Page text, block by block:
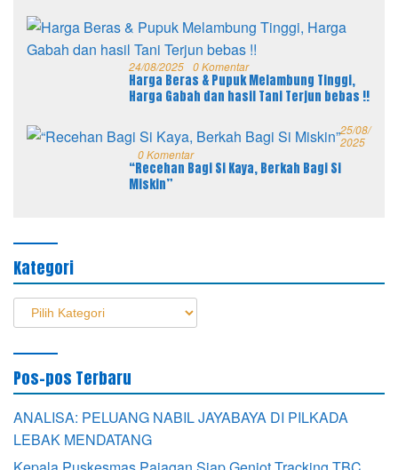
24/08/2025 0 Komentar
Harga Beras & Pupuk Melambung Tinggi,
Harga Gabah dan hasil Tani Terjun bebas !!
25/08/
2025
0 Komentar
“Recehan Bagi Si Kaya, Berkah Bagi Si
Miskin”
Kategori
Kategori
Pos-pos Terbaru
ANALISA: PELUANG NABIL JAYABAYA DI PILKADA
LEBAK MENDATANG